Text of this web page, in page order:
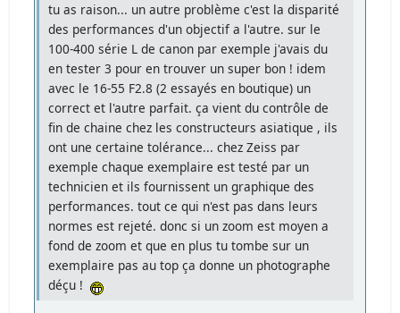
tu as raison... un autre problème c'est la disparité
des performances d'un objectif a l'autre. sur le
100-400 série L de canon par exemple j'avais du
en tester 3 pour en trouver un super bon ! idem
avec le 16-55 F2.8 (2 essayés en boutique) un
correct et l'autre parfait. ça vient du contrôle de
fin de chaine chez les constructeurs asiatique , ils
ont une certaine tolérance... chez Zeiss par
exemple chaque exemplaire est testé par un
technicien et ils fournissent un graphique des
performances. tout ce qui n'est pas dans leurs
normes est rejeté. donc si un zoom est moyen a
fond de zoom et que en plus tu tombe sur un
exemplaire pas au top ça donne un photographe
déçu !